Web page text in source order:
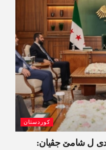
کوردستان
ل شامێ جڤیان: